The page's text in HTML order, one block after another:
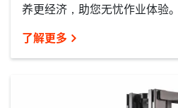
养更经济，助您无忧作业体验。
了解更多